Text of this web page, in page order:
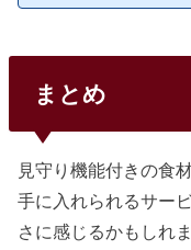
聞いた。教
になります
まとめ
見守り機能付きの食
手に入れられるサー
さに感じるかもしれ